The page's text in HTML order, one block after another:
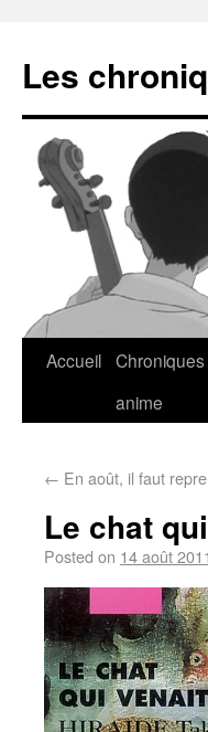
Les
Accueil Chroniques
anime
← En août, il faut
Le chat
Posted on 14 août 2011